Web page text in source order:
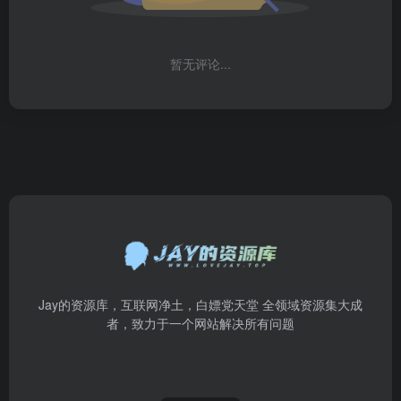
暂无评论...
Jay的资源库，互联网净土，白嫖党天堂 全领域资源集大成
者，致力于一个网站解决所有问题